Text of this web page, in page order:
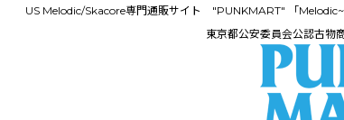
US Melodic/Skacore専門通販サイト "PUNKMART" 「
東京都公安委員会公認古物